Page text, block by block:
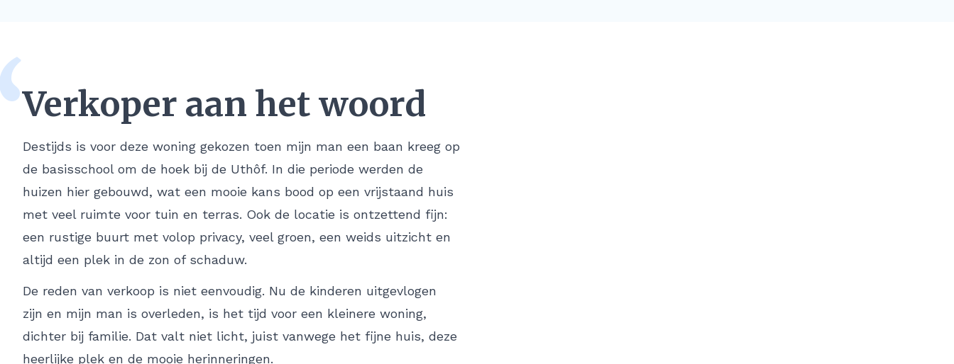
Verkoper aan het woord
Destijds is voor deze woning gekozen toen mijn man een baan kreeg op
de basisschool om de hoek bij de Uthôf. In die periode werden de
huizen hier gebouwd, wat een mooie kans bood op een vrijstaand huis
met veel ruimte voor tuin en terras. Ook de locatie is ontzettend fijn:
een rustige buurt met volop privacy, veel groen, een weids uitzicht en
altijd een plek in de zon of schaduw.
De reden van verkoop is niet eenvoudig. Nu de kinderen uitgevlogen
zijn en mijn man is overleden, is het tijd voor een kleinere woning,
dichter bij familie. Dat valt niet licht, juist vanwege het fijne huis, deze
heerlijke plek en de mooie herinneringen.